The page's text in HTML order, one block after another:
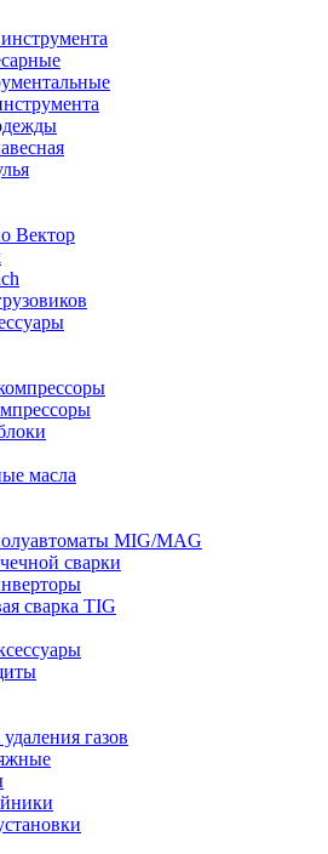
Вектор
масла
MIG/MAG
сварки
сварка TIG
газов